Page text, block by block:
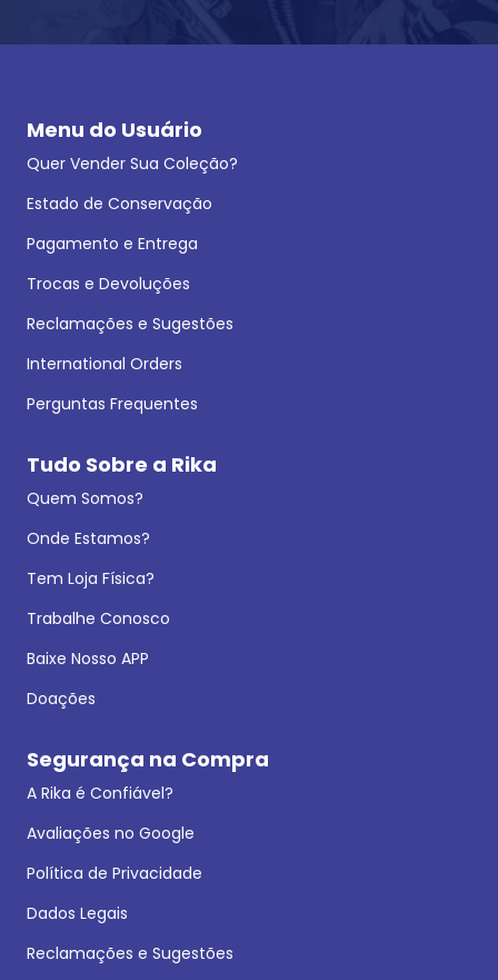
Menu do Usuário
Quer Vender Sua Coleção?
Estado de Conservação
Pagamento e Entrega
Trocas e Devoluções
Reclamações e Sugestões
International Orders
Perguntas Frequentes
Tudo Sobre a Rika
Quem Somos?
Onde Estamos?
Tem Loja Física?
Trabalhe Conosco
Baixe Nosso APP
Doações
Segurança na Compra
A Rika é Confiável?
Avaliações no Google
Política de Privacidade
Dados Legais
Reclamações e Sugestões